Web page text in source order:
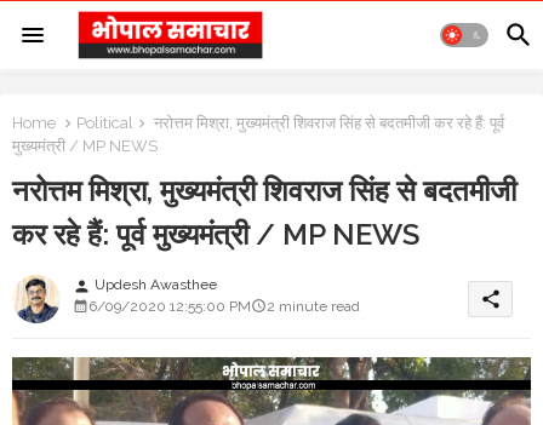
Home Political
नरोत्तम मिश्रा, मुख्यमंत्री शिवराज सिंह से बदतमीजी कर रहे हैं: पूर्व
मुख्यमंत्री / MP NEWS
नरोत्तम मिश्रा, मुख्यमंत्री शिवराज सिंह से बदतमीजी
कर रहे हैं: पूर्व मुख्यमंत्री / MP NEWS
person Updesh Awasthee
6/09/2020 12:55:00 PM
2 minute read share